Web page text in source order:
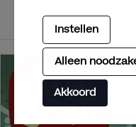
Instellen
Alleen
Akkoord